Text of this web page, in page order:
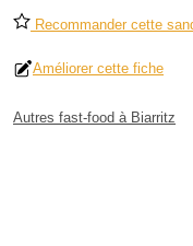
Recommander cette
Améliorer cette fiche
Autres fast-food à Biarritz